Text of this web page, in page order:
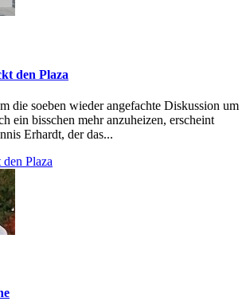
den Plaza
die soeben wieder angefachte Diskussion um
ein bisschen mehr anzuheizen, erscheint
Erhardt, der das...
Plaza